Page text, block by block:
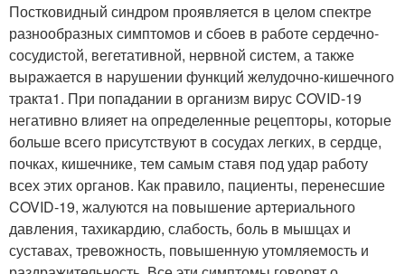
Постковидный синдром проявляется в целом спектре
разнообразных симптомов и сбоев в работе сердечно-
сосудистой, вегетативной, нервной систем, а также
выражается в нарушении функций желудочно-кишечного
тракта1. При попадании в организм вирус COVID-19
негативно влияет на определенные рецепторы, которые
больше всего присутствуют в сосудах легких, в сердце,
почках, кишечнике, тем самым ставя под удар работу
всех этих органов. Как правило, пациенты, перенесшие
COVID-19, жалуются на повышение артериального
давления, тахикардию, слабость, боль в мышцах и
суставах, тревожность, повышенную утомляемость и